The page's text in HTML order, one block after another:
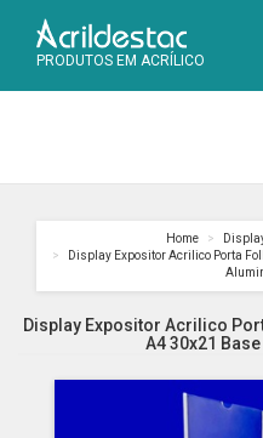
PRODUTOS EM ACRÍLICO
Home
Display Expositor Acrilico Porta
Display Expositor Acrilico
A4 30x21